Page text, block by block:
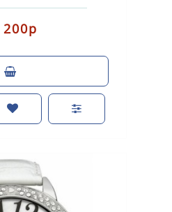
Корпус: нержаве..